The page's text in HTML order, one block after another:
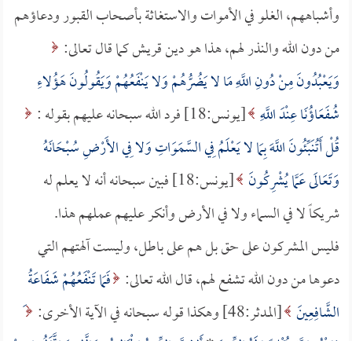
وأشباههم، الغلو في الأموات والاستغاثة بأصحاب القبور ودعاؤهم
من دون الله والنذر لهم، هذا هو دين قريش كما قال تعالى:
وَيَعْبُدُونَ مِنْ دُونِ اللَّهِ مَا لا يَضُرُّهُمْ وَلا يَنْفَعُهُمْ وَيَقُولُونَ هَؤُلاءِ
شُفَعَاؤُنَا عِنْدَ اللَّهِ [يونس:18] فرد الله سبحانه عليهم بقوله :
قُلْ أَتُنَبِّئُونَ اللَّهَ بِمَا لا يَعْلَمُ فِي السَّمَوَاتِ وَلا فِي الأَرْضِ سُبْحَانَهُ
وَتَعَالَى عَمَّا يُشْرِكُونَ
[يونس:18] فبين سبحانه أنه لا يعلم له
شريكاً لا في السماء ولا في الأرض وأنكر عليهم عملهم هذا.
فليس المشركون على حق بل هم على باطل، وليست آلهتهم التي
دعوها من دون الله تشفع لهم، قال الله تعالى: فَمَا تَنْفَعُهُمْ شَفَاعَةُ
الشَّافِعِينَ [المدثر:48] وهكذا قوله سبحانه في الآية الأخرى:
َ